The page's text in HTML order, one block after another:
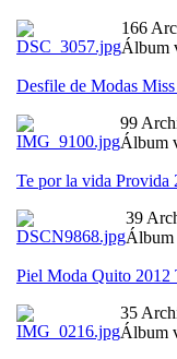
166
Álbum
Desfile de Modas
99
Álbum
Te por la vida Provida
39
Álbum
Piel Moda Quito 2012
35
Álbum